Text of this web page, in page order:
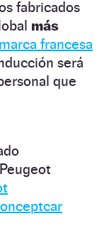
fabricados
más
marca francesa
será
que